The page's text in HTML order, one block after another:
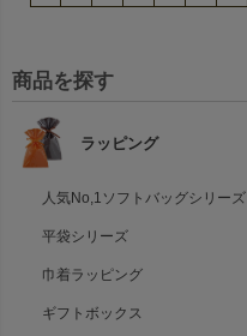
商品を探す
ラッピング
人気No,1ソフトバッグシリーズ
平袋シリーズ
巾着ラッピング
ギフトボックス